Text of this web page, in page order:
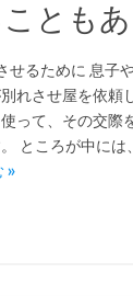
とも
せるために 息子
れさせ屋を依頼
って、その交際
ところが中には
»